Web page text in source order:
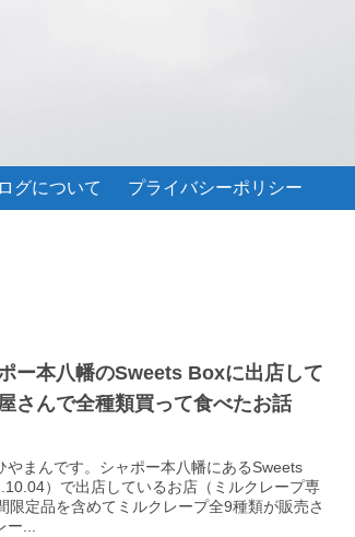
グについて プライバシーポリシー
ー本八幡のSweets Boxに出店して
さんで全種類買って食べたお話
やまんです。シャポー本八幡にあるSweets
）で出店しているお店（ミルクレープ専
限定品を含めてミルクレープ全9種類が販売さ
...